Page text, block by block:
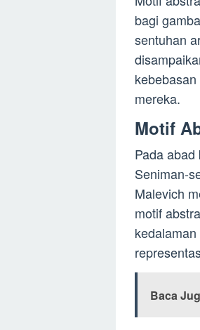
bagi
sentuhan
mereka.
Motif
Pada
Seniman-
Malevich
motif
Baca